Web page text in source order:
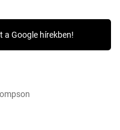
a Google hírekben!